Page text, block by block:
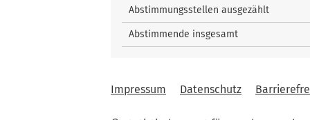
Abstimmungsstellen ausgezählt
Abstimmende insgesamt
Impressum Datenschutz